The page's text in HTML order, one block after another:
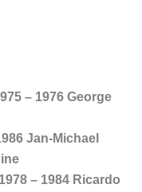
– 1976 George
Jan-Michael
– 1984 Ricardo